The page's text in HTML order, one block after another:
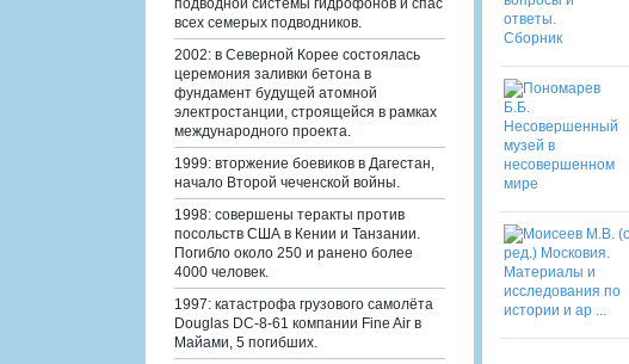
всех семерых подводников.
2002: в Северной Корее состоялась
церемония заливки бетона в
фундамент будущей атомной
электростанции, строящейся в рамках
международного проекта.
1999: вторжение боевиков в Дагестан,
начало Второй чеченской войны.
1998: совершены теракты против
посольств США в Кении и Танзании.
Погибло около 250 и ранено более
4000 человек.
1997: катастрофа грузового самолёта
Douglas DC-8-61 компании Fine Air в
Майами, 5 погибших.